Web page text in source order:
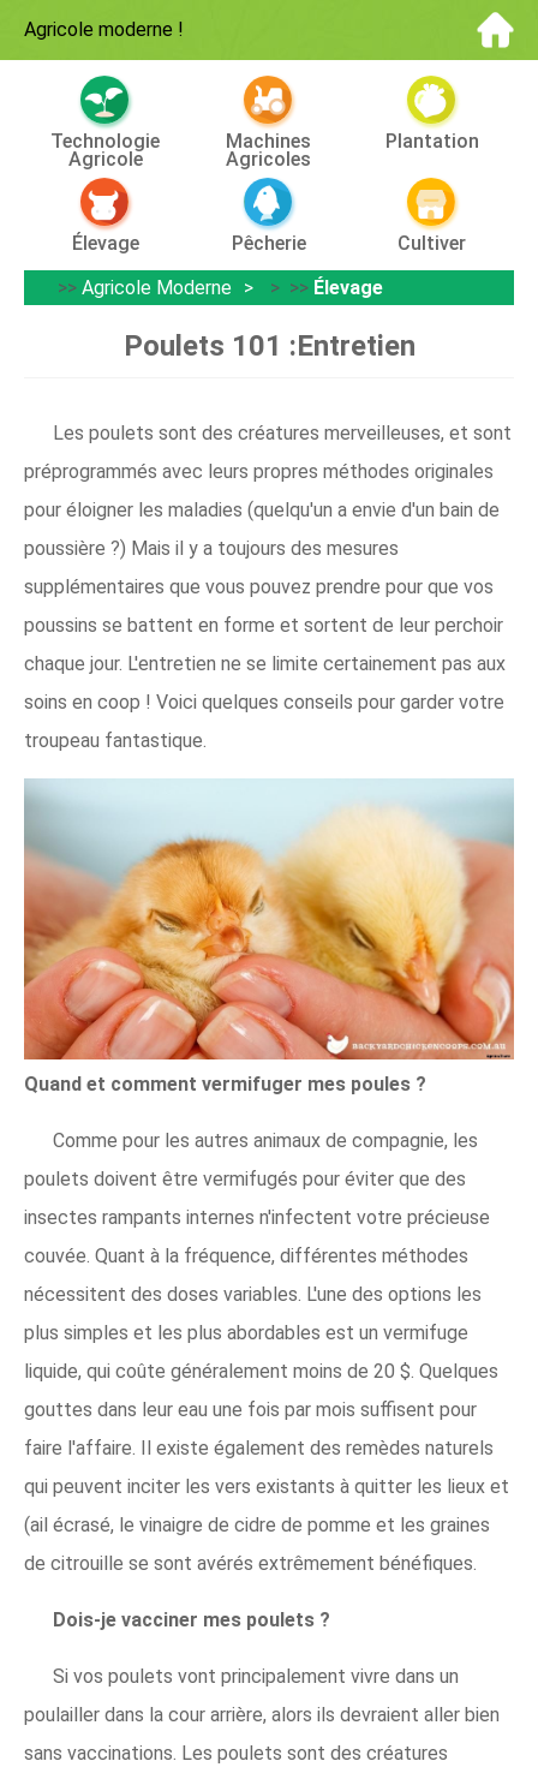
Agricole moderne !
Technologie
Agricole
Machines
Agricoles
Plantation
Élevage Pêcherie
Cultiver
>> Agricole Moderne > >> Élevage
Poulets 101 :Entretien
Les poulets sont des créatures merveilleuses, et sont
préprogrammés avec leurs propres méthodes originales
pour éloigner les maladies (quelqu'un a envie d'un bain de
poussière ?) Mais il y a toujours des mesures
supplémentaires que vous pouvez prendre pour que vos
poussins se battent en forme et sortent de leur perchoir
chaque jour. L'entretien ne se limite certainement pas aux
soins en coop ! Voici quelques conseils pour garder votre
troupeau fantastique.
Quand et comment vermifuger mes poules ?
Comme pour les autres animaux de compagnie, les
poulets doivent être vermifugés pour éviter que des
insectes rampants internes n'infectent votre précieuse
couvée. Quant à la fréquence, différentes méthodes
nécessitent des doses variables. L'une des options les
plus simples et les plus abordables est un vermifuge
liquide, qui coûte généralement moins de 20 $. Quelques
gouttes dans leur eau une fois par mois suffisent pour
faire l'affaire. Il existe également des remèdes naturels
qui peuvent inciter les vers existants à quitter les lieux et
(ail écrasé, le vinaigre de cidre de pomme et les graines
de citrouille se sont avérés extrêmement bénéfiques.
Dois-je vacciner mes poulets ?
Si vos poulets vont principalement vivre dans un
poulailler dans la cour arrière, alors ils devraient aller bien
sans vaccinations. Les poulets sont des créatures